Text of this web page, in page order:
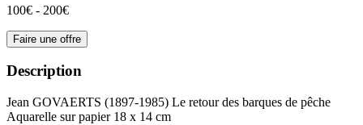
100€ - 200€
Faire une offre
Description
Jean GOVAERTS (1897-1985) Le retour des barques de pêche
Aquarelle sur papier 18 x 14 cm